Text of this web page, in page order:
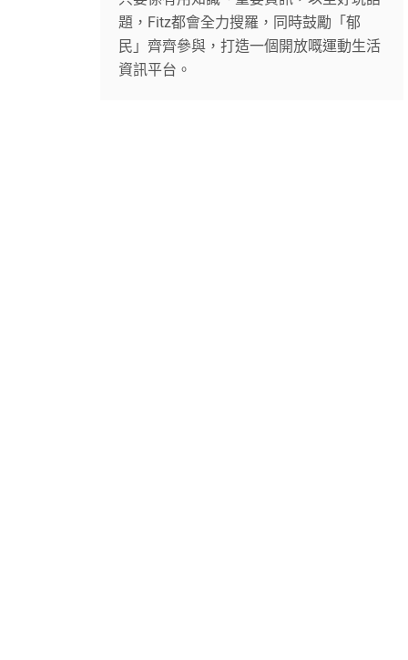
題，Fitz都會全力搜羅，同時鼓勵「郁
民」齊齊參與，打造一個開放嘅運動生活
資訊平台。